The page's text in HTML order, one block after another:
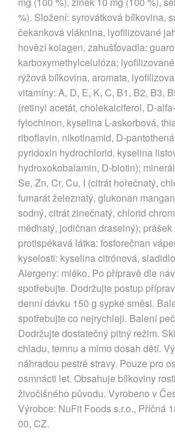
%). Složení: syrovátková bílkovina,
čekanková vláknina, lyofilizované
hovězí kolagen, zahušťovadla:
karboxymethylcelulóza;
rýžová bílkovina, aromata,
vitamíny: A, D, E, K, C, B1, B2, B3,
(retinyl acetát, cholekalciferol, D-
fylochinon, kyselina L-askorbová,
riboflavin, nikotinamid, D-
pyridoxin hydrochlorid, kyselina
hydroxokobalamin, D-biotin);
Se, Zn, Cr, Cu, I (citrát hořečnatý,
fumarát železnatý, glukonan
sodný, citrát zinečnatý, chlorid
měďnatý, jodičnan draselný); prášek
protispékavá látka: fosforečnan
kyselosti: kyselina citrónová,
Alergeny: mléko. Po přípravě dle
spotřebujte. Dodržujte postup
denní dávku 150 g sypké směsi.
spotřebujte co nejrychleji. Balení
Dodržujte dostatečný pitný režim.
chladu, temnu a mimo dosah dětí.
náhradou pestré stravy. Pouze pro
osmnácti let. Obsahuje bílkoviny
živočišného původu. Vyrobeno v
Výrobce: NuFit Foods s.r.o., Příčná
00, CZ.